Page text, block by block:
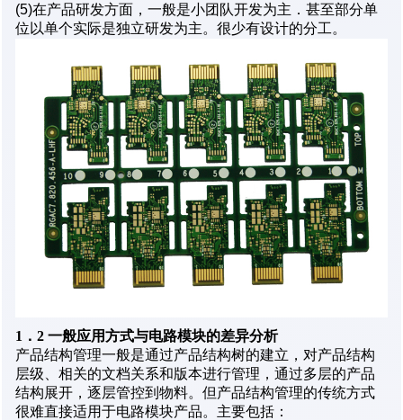
(5)在产品研发方面，一般是小团队开发为主．甚至部分单
位以单个实际是独立研发为主。很少有设计的分工。
1．2 一般应用方式与电路模块的差异分析
产品结构管理一般是通过产品结构树的建立，对产品结构
层级、相关的文档关系和版本进行管理，通过多层的产品
结构展开，逐层管控到物料。但产品结构管理的传统方式
很难直接适用于电路模块产品。主要包括：